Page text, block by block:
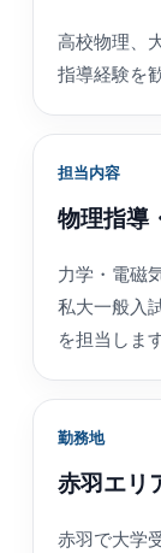
高校物理、
指導経験を
担当内容
物理指導
力学・電磁
私大一般入
を担当します
勤務地
赤羽エリ
赤羽で大学